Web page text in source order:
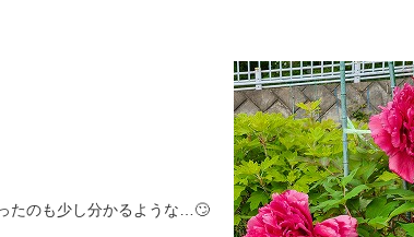
し分かるような…🙄